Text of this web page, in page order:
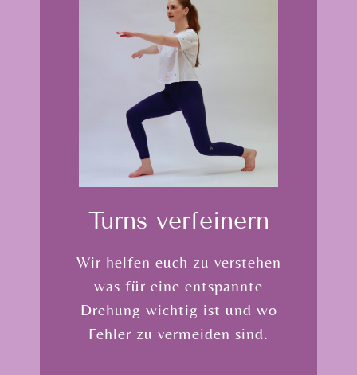
Turns verfei­nern
Wir helfen euch zu verstehen
was für eine entspannte
Drehung wichtig ist und wo
Fehler zu vermeiden sind.